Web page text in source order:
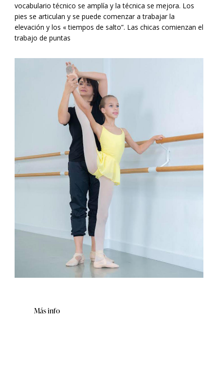
vocabulario técnico se amplía y la técnica se mejora. Los
pies se articulan y se puede comenzar a trabajar la
elevación y los « tiempos de salto”. Las chicas comienzan el
trabajo de puntas
Más info